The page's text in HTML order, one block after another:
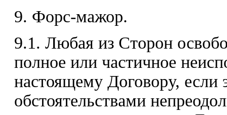
9. Форс-мажор.
9.1. Любая из Сторон
полное или частичное
настоящему Договору, если
обстоятельствами